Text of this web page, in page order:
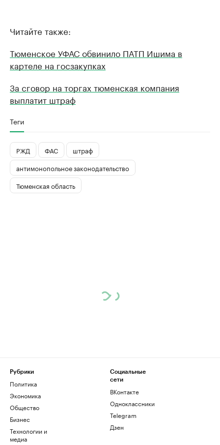
Читайте также:
Тюменское УФАС обвинило ПАТП Ишима в
картеле на госзакупках
За сговор на торгах тюменская компания
выплатит штраф
Теги
РЖД ФАС
штраф
антимонопольное законодательство
Тюменская область
Рубрики
Политика
Экономика
Общество
Бизнес
Технологии и
медиа
Социальные
сети
ВКонтакте
Одноклассники
Telegram
Дзен